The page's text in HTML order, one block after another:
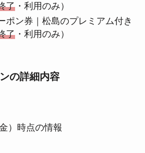
了・利用のみ）
ポン券｜松島のプレミアム付き
了・利用のみ）
の詳細内容
）時点の情報